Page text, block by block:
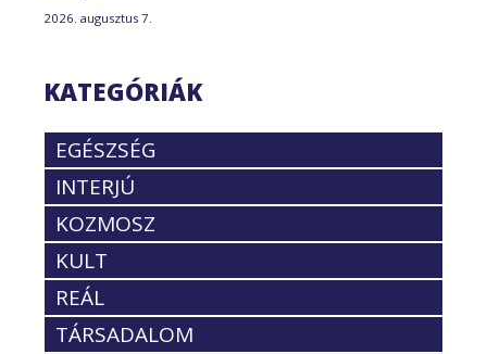
2026. augusztus 7.
KATEGÓRIÁK
EGÉSZSÉG
INTERJÚ
KOZMOSZ
KULT
REÁL
TÁRSADALOM